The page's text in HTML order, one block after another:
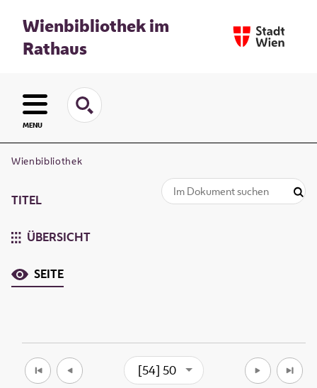
Wienbibliothek im
Rathaus
MENU
Wienbibliothek
TITEL
ÜBERSICHT
SEITE
[54] 50